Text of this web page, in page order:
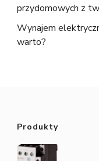
przydomowych z
Wynajem
warto?
Produkty